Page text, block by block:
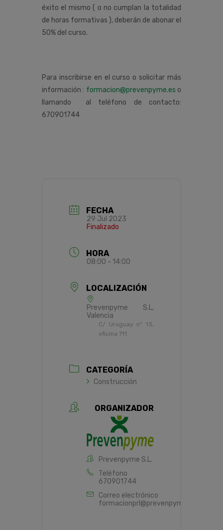
éxito el mismo ( o no cumplan la totalidad
de horas formativas ), deberán de abonar el
50% del curso.
Para inscribirse en el curso o solicitar más
información : formacion@prevenpyme.es o
llamando al teléfono de contacto:
670901744
FECHA
29 Jul 2023
Finalizado
HORA
08:00 - 14:00
LOCALIZACIÓN
Prevenpyme S.L,
Valencia
C/ Uruguay nº 13,
oficina 711
CATEGORÍA
Construcción
ORGANIZADOR
Prevenpyme S.L.
Teléfono
670901744
Correo electrónico
formacionprl@prevenpyme.es